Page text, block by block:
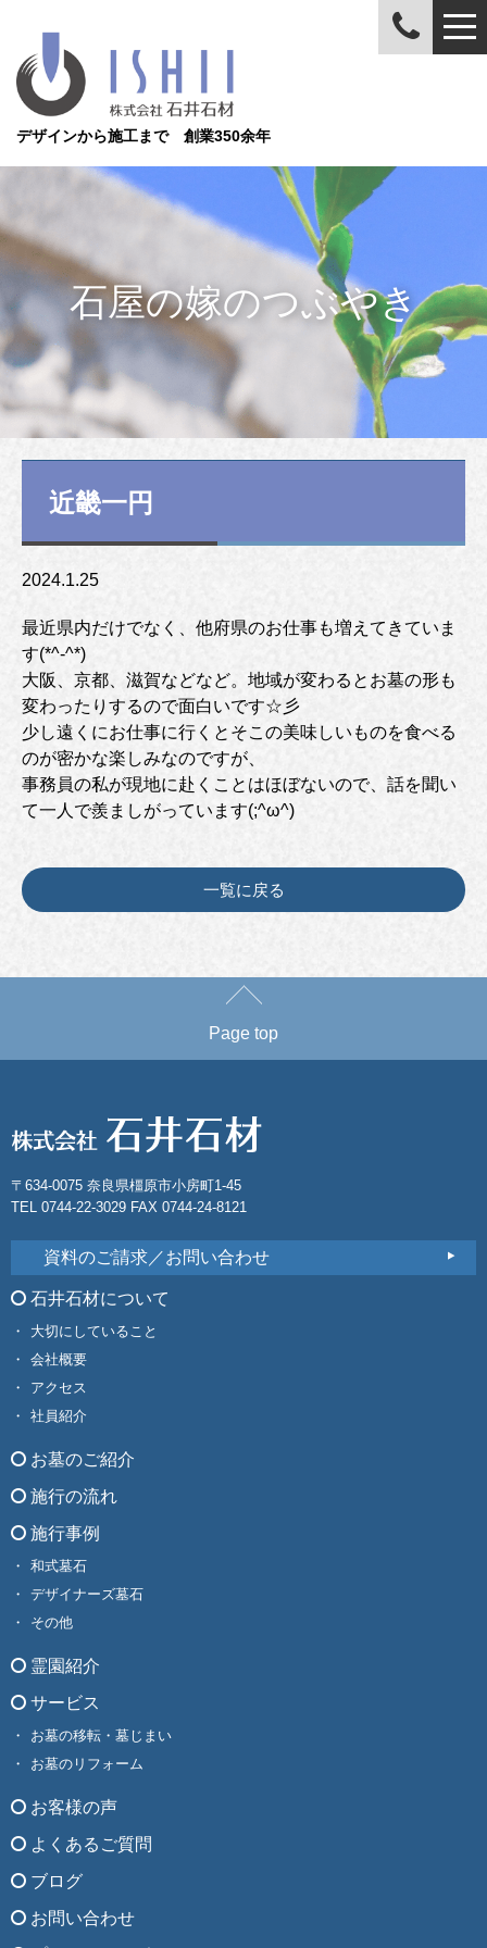
デザインから施工まで 創業350余年
石屋の嫁のつぶやき
近畿一円
2024.1.25
最近県内だけでなく、他府県のお仕事も増えてきていま
す(*^-^*)
大阪、京都、滋賀などなど。地域が変わるとお墓の形も
変わったりするので面白いです☆彡
少し遠くにお仕事に行くとそこの美味しいものを食べる
のが密かな楽しみなのですが、
事務員の私が現地に赴くことはほぼないので、話を聞い
て一人で羨ましがっています(;^ω^)
一覧に戻る
Page top
〒634-0075 奈良県橿原市小房町1-45
TEL 0744-22-3029 FAX 0744-24-8121
資料のご請求／お問い合わせ
石井石材について
大切にしていること
会社概要
アクセス
社員紹介
お墓のご紹介
施行の流れ
施行事例
和式墓石
デザイナーズ墓石
その他
霊園紹介
サービス
お墓の移転・墓じまい
お墓のリフォーム
お客様の声
よくあるご質問
ブログ
お問い合わせ